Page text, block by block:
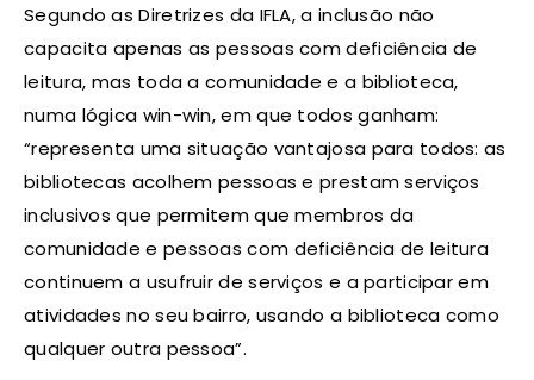
Segundo as Diretrizes da IFLA, a inclusão não
capacita apenas as pessoas com deficiência de
leitura, mas toda a comunidade e a biblioteca,
numa lógica win-win, em que todos ganham:
“representa uma situação vantajosa para todos: as
bibliotecas acolhem pessoas e prestam serviços
inclusivos que permitem que membros da
comunidade e pessoas com deficiência de leitura
continuem a usufruir de serviços e a participar em
atividades no seu bairro, usando a biblioteca como
qualquer outra pessoa”.